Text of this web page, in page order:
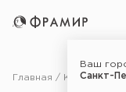
Ваш
Санкт-
Главная Каталог